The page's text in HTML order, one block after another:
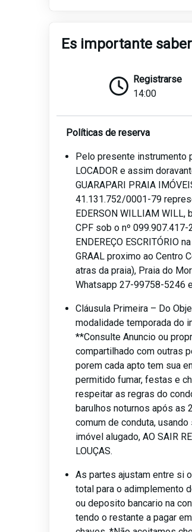
Es importante saber
Registrarse
14:00
Políticas de reserva
Pelo presente instrumento
LOCADOR e assim
GUARAPARI PRAIA
41.131.752/0001-79
EDERSON WILLIAM
CPF sob o nº 099.907.417-
ENDEREÇO ESCRITÓRIO
GRAAL proximo ao Centro
atras da praia), Praia do
Whatsapp 27-99758-5246
Cláusula Primeira – Do
modalidade temporada do
**Consulte Anuncio ou
compartilhado com outras
porem cada apto tem sua
permitido fumar, festas e
respeitar as regras do
barulhos noturnos após as
comum de conduta,
imóvel alugado, AO SAIR
LOUÇAS.
As partes ajustam entre si
total para o adimplemento
ou deposito bancario na
tendo o restante a pagar